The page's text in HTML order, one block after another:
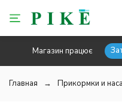
Магазин працює
Главная Прикормки и